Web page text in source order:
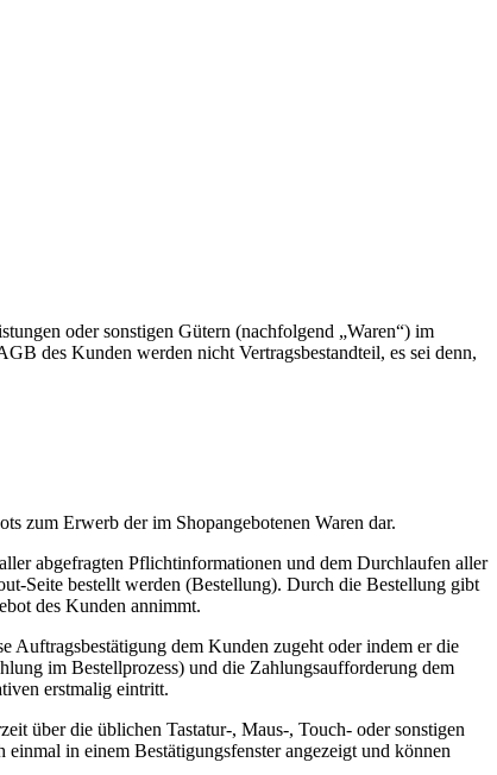
oder sonstigen Gütern (nachfolgend „Waren“) im
des Kunden werden nicht Vertragsbestandteil, es sei denn,
zum Erwerb der im Shopangebotenen Waren dar.
abgefragten Pflichtinformationen und dem Durchlaufen aller
Seite bestellt werden (Bestellung). Durch die Bestellung gibt
des Kunden annimmt.
dem Kunden zugeht oder indem er die
im Bestellprozess) und die Zahlungsaufforderung dem
erstmalig eintritt.
über die üblichen Tastatur-, Maus-, Touch- oder sonstigen
in einem Bestätigungsfenster angezeigt und können